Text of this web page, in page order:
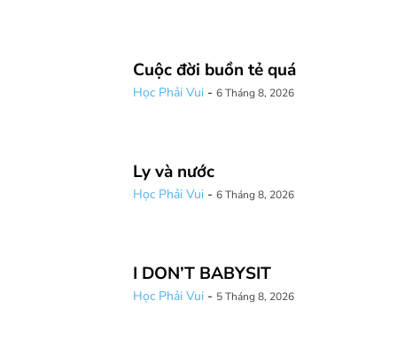
Cuộc đời buồn tẻ quá
Học Phải Vui - 6 Tháng 8, 2026
Ly và nước
Học Phải Vui - 6 Tháng 8, 2026
I DON’T BABYSIT
Học Phải Vui - 5 Tháng 8, 2026